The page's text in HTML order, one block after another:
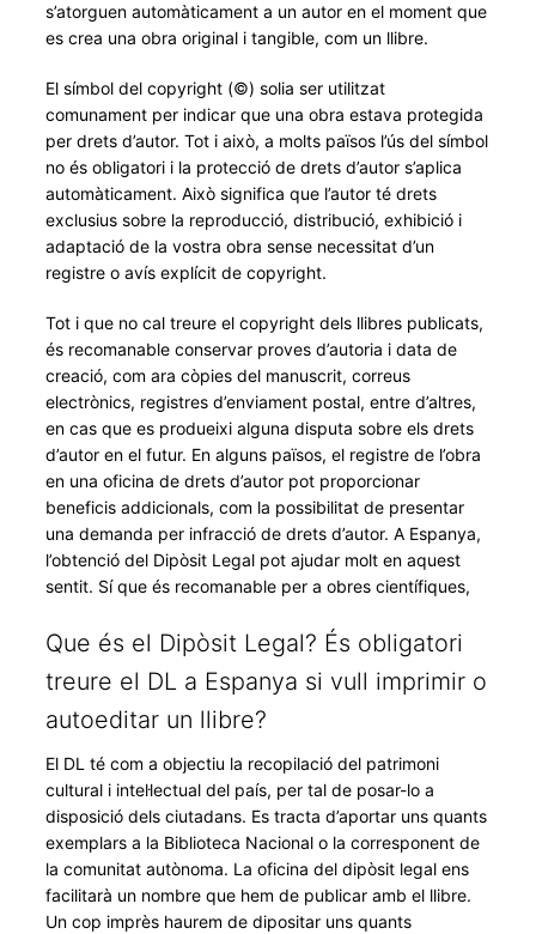
s’atorguen automàticament a un autor en el moment que
es crea una obra original i tangible, com un llibre.
El símbol del copyright (©) solia ser utilitzat
comunament per indicar que una obra estava protegida
per drets d’autor. Tot i això, a molts països l’ús del símbol
no és obligatori i la protecció de drets d’autor s’aplica
automàticament. Això significa que l’autor té drets
exclusius sobre la reproducció, distribució, exhibició i
adaptació de la vostra obra sense necessitat d’un
registre o avís explícit de copyright.
Tot i que no cal treure el copyright dels llibres publicats,
és recomanable conservar proves d’autoria i data de
creació, com ara còpies del manuscrit, correus
electrònics, registres d’enviament postal, entre d’altres,
en cas que es produeixi alguna disputa sobre els drets
d’autor en el futur. En alguns països, el registre de l’obra
en una oficina de drets d’autor pot proporcionar
beneficis addicionals, com la possibilitat de presentar
una demanda per infracció de drets d’autor. A Espanya,
l’obtenció del Dipòsit Legal pot ajudar molt en aquest
sentit. Sí que és recomanable per a obres científiques,
Que és el Dipòsit Legal? És obligatori
treure el DL a Espanya si vull imprimir o
autoeditar un llibre?
El DL té com a objectiu la recopilació del patrimoni
cultural i intel·lectual del país, per tal de posar-lo a
disposició dels ciutadans. Es tracta d’aportar uns quants
exemplars a la Biblioteca Nacional o la corresponent de
la comunitat autònoma. La oficina del dipòsit legal ens
facilitarà un nombre que hem de publicar amb el llibre.
Un cop imprès haurem de dipositar uns quants